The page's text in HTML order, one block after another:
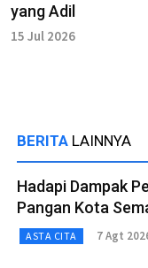
yang Adil
15 Jul 2026
BERITA LAINNYA
Hadapi Dampak
Pangan Kota
ASTA CITA 7 Agt